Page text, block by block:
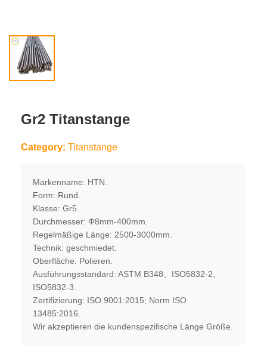
Gr2 Titanstange
Category: Titanstange
Markenname: HTN.
Form: Rund.
Klasse: Gr5.
Durchmesser: Φ8mm-400mm.
Regelmäßige Länge: 2500-3000mm.
Technik: geschmiedet.
Oberfläche: Polieren.
Ausführungsstandard: ASTM B348、ISO5832-2、
ISO5832-3.
Zertifizierung: ISO 9001:2015; Norm ISO
13485:2016.
Wir akzeptieren die kundenspezifische Länge Größe.